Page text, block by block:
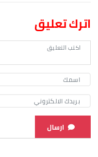
اترك تعليق
ارسال